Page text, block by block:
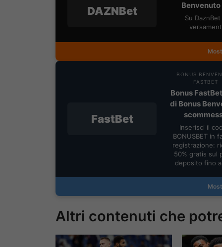
DAZNBet
Su
FastBet
BONUS
FASTBET
Bonus
di Bonus
Inserisci il
BONUSBET in
registrazione:
50% gratis sul
deposito fino
Altri contenuti che